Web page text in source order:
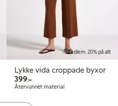
Medlem: 20% på allt
Lykke vida croppade byxor
399:-399,00 kr
Återvunnet material